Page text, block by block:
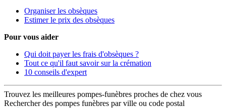
Organiser les obsèques
Estimer le prix des obsèques
Pour vous aider
Qui doit payer les frais d'obsèques ?
Tout ce qu'il faut savoir sur la crémation
10 conseils d'expert
Trouvez les meilleures pompes-funèbres proches de chez vous
Rechercher des pompes funèbres par ville ou code postal